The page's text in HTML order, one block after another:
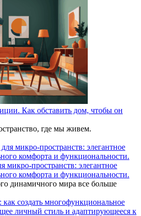
Как обставить дом, чтобы он
где мы живем.
микро-пространств: элегантное
комфорта и функциональности.
динамичного мира все больше